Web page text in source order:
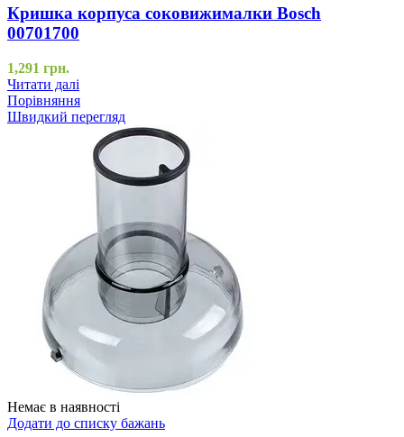
Кришка корпуса соковижималки Bosch
00701700
1,291 грн.
Читати далі
Порівняння
Швидкий перегляд
Немає в наявності
Додати до списку бажань